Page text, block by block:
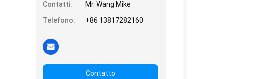
Contatti:
Mr. Wang Mike
Telefono:
+86 13817282160
Contatto